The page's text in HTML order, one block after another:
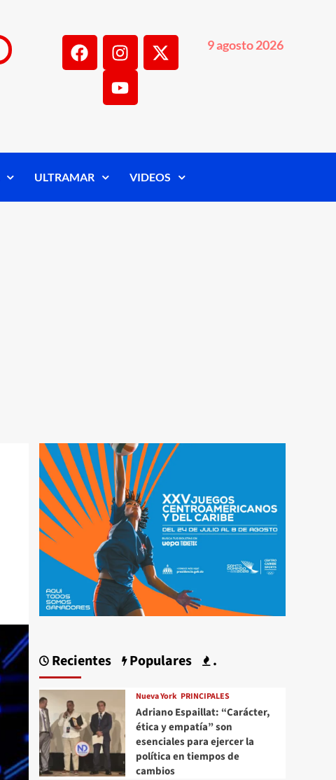
9 agosto 2026
ULTRAMAR VIDEOS
Recientes Populares .
Nueva York PRINCIPALES
Adriano Espaillat: “Carácter,
ética y empatía” son
esenciales para ejercer la
política en tiempos de
cambios